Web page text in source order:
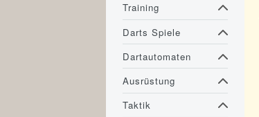
Training
Darts Spiele
Dartautomaten
Ausrüstung
Taktik